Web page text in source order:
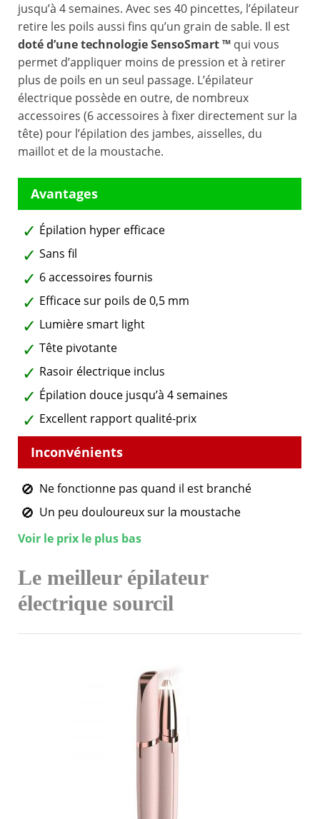
jusqu’à 4 semaines. Avec ses 40 pincettes, l’épilateur
retire les poils aussi fins qu’un grain de sable. Il est
doté d’une technologie SensoSmart ™ qui vous
permet d’appliquer moins de pression et à retirer
plus de poils en un seul passage. L’épilateur
électrique possède en outre, de nombreux
accessoires (6 accessoires à fixer directement sur la
tête) pour l’épilation des jambes, aisselles, du
maillot et de la moustache.
Épilation hyper efficace
Sans fil
6 accessoires fournis
Efficace sur poils de 0,5 mm
Lumière smart light
Tête pivotante
Rasoir électrique inclus
Épilation douce jusqu’à 4 semaines
Excellent rapport qualité-prix
Ne fonctionne pas quand il est branché
Un peu douloureux sur la moustache
Voir le prix le plus bas
Le meilleur épilateur
électrique sourcil